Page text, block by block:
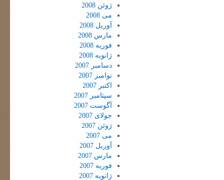
ژوئن 2008
می 2008
آوریل 2008
مارس 2008
فوریه 2008
ژانویه 2008
دسامبر 2007
نوامبر 2007
اکتبر 2007
سپتامبر 2007
آگوست 2007
جولای 2007
ژوئن 2007
می 2007
آوریل 2007
مارس 2007
فوریه 2007
ژانویه 2007